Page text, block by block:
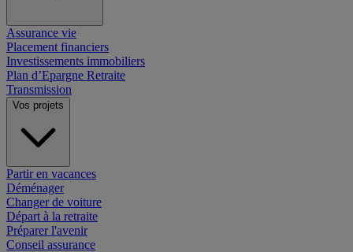
Assurance vie
Placement financiers
Investissements immobiliers
Plan d’Epargne Retraite
Transmission
Vos projets
Partir en vacances
Déménager
Changer de voiture
Départ à la retraite
Préparer l'avenir
Conseil assurance